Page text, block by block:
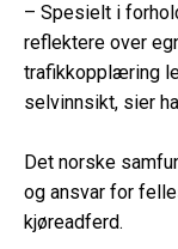
– Spesielt i
reflektere over
trafikkopplæring
selvinnsikt, sier
Det norske
og ansvar for
kjøreadferd.